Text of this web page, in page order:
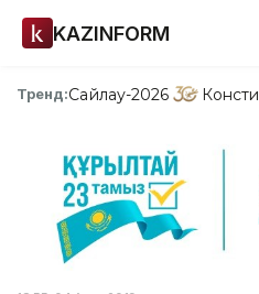
KAZINFORM
Тренд:Сайлау-2026